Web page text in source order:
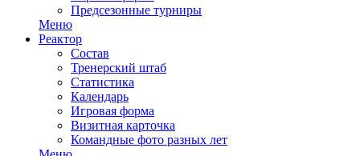
Предсезонные турниры
Меню
Реактор
Состав
Тренерский штаб
Статистика
Календарь
Игровая форма
Визитная карточка
Командные фото разных лет